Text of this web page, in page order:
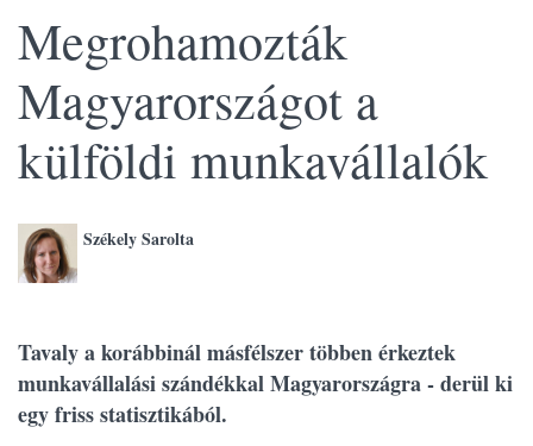
Megrohamozták
Magyarországot a
külföldi munkavállalók
Székely Sarolta
Tavaly a korábbinál másfélszer többen érkeztek
munkavállalási szándékkal Magyarországra - derül ki
egy friss statisztikából.